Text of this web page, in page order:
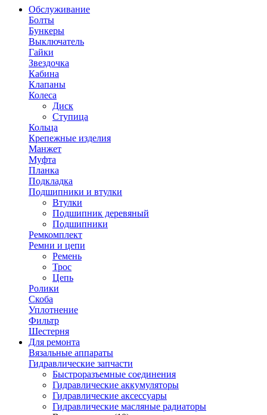
Обслуживание
Болты
Бункеры
Выключатель
Гайки
Звездочка
Кабина
Клапаны
Колеса
Диск
Ступица
Кольца
Крепежные изделия
Манжет
Муфта
Планка
Подкладка
Подшипники и втулки
Втулки
Подшипник деревяный
Подшипники
Ремкомплект
Ремни и цепи
Ремень
Трос
Цепь
Ролики
Скоба
Уплотнение
Фильтр
Шестерня
Для ремонта
Вязальные аппараты
Гидравлические запчасти
Быстроразъемные соединения
Гидравлические аккумуляторы
Гидравлические аксессуары
Гидравлические масляные радиаторы